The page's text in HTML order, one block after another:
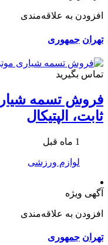
افزودن به علاقه‌مندی
تهران جمهوری
تماس بگیرید
فروش تسمه
ثابت، الپتیکال
1 ماه قبل
لوازم ورزشی
آگهی ویژه
افزودن به علاقه‌مندی
تهران جمهوری